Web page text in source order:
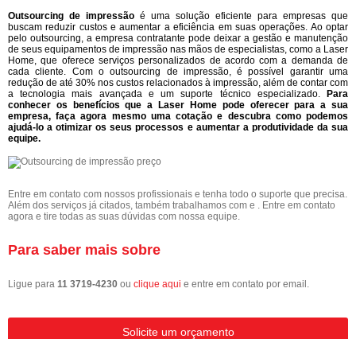
Outsourcing de impressão é uma solução eficiente para empresas que
buscam reduzir custos e aumentar a eficiência em suas operações. Ao optar
pelo outsourcing, a empresa contratante pode deixar a gestão e manutenção
de seus equipamentos de impressão nas mãos de especialistas, como a Laser
Home, que oferece serviços personalizados de acordo com a demanda de
cada cliente. Com o outsourcing de impressão, é possível garantir uma
redução de até 30% nos custos relacionados à impressão, além de contar com
a tecnologia mais avançada e um suporte técnico especializado. Para
conhecer os benefícios que a Laser Home pode oferecer para a sua
empresa, faça agora mesmo uma cotação e descubra como podemos
ajudá-lo a otimizar os seus processos e aumentar a produtividade da sua
equipe.
Entre em contato com nossos profissionais e tenha todo o suporte que precisa.
Além dos serviços já citados, também trabalhamos com e . Entre em contato
agora e tire todas as suas dúvidas com nossa equipe.
Para saber mais sobre
Ligue para 11 3719-4230 ou clique aqui e entre em contato por email.
Solicite um orçamento